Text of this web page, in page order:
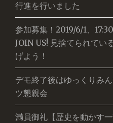
行進を行いました
参加募集！2019/6/1、
JOIN US! 見捨てられてい
げよう！
デモ終了後はゆっくりみ
ツ懇親会
満員御礼【歴史を動かす